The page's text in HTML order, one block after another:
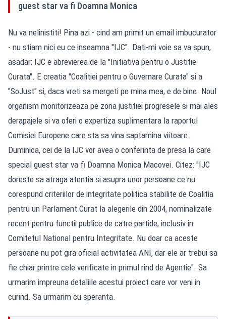
guest star va fi Doamna Monica
Nu va nelinistiti! Pina azi - cind am primit un email imbucurator
- nu stiam nici eu ce inseamna "IJC". Dati-mi voie sa va spun,
asadar: IJC e abrevierea de la "Initiativa pentru o Justitie
Curata". E creatia "Coalitiei pentru o Guvernare Curata" si a
"SoJust" si, daca vreti sa mergeti pe mina mea, e de bine. Noul
organism monitorizeaza pe zona justitiei progresele si mai ales
derapajele si va oferi o expertiza suplimentara la raportul
Comisiei Europene care sta sa vina saptamina viitoare.
Duminica, cei de la IJC vor avea o conferinta de presa la care
special guest star va fi Doamna Monica Macovei. Citez: "IJC
doreste sa atraga atentia si asupra unor persoane ce nu
corespund criteriilor de integritate politica stabilite de Coalitia
pentru un Parlament Curat la alegerile din 2004, nominalizate
recent pentru functii publice de catre partide, inclusiv in
Comitetul National pentru Integritate. Nu doar ca aceste
persoane nu pot gira oficial activitatea ANI, dar ele ar trebui sa
fie chiar printre cele verificate in primul rind de Agentie". Sa
urmarim impreuna detaliile acestui proiect care vor veni in
curind. Sa urmarim cu speranta.